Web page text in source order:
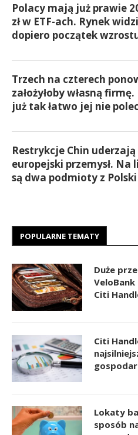
Polacy mają już prawie
zł w ETF-ach. Rynek widzi
dopiero początek
Trzech na czterech
założyłoby własną
już tak łatwo jej nie
Restrykcje Chin
europejski przemysł. Na
są dwa podmioty z Polski
POPULARNE TEMATY
Duże
Citi
Citi
Lokaty
sposób